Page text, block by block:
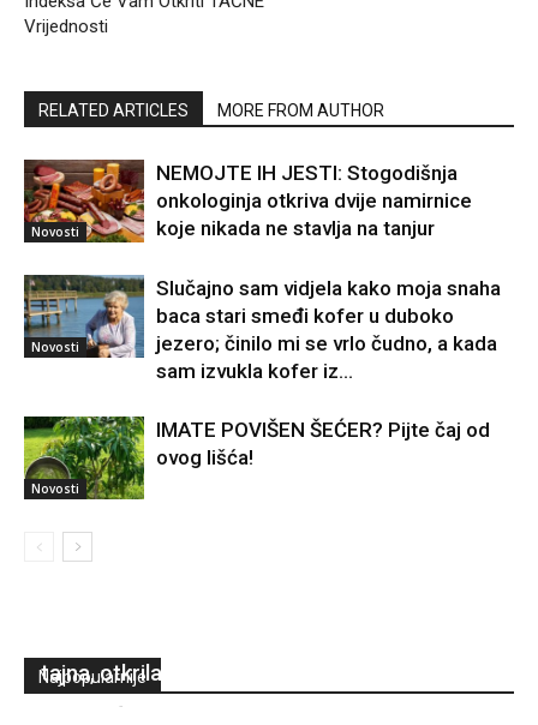
Vrijednosti
RELATED ARTICLES MORE FROM AUTHOR
Novosti
NEMOJTE IH JESTI: Stogodišnja
onkologinja otkriva dvije namirnice
koje nikada ne stavlja na tanjur
Novosti
Slučajno sam vidjela kako moja snaha
baca stari smeđi kofer u duboko
jezero; činilo mi se vrlo čudno, a kada
sam izvukla kofer iz...
Novosti
IMATE POVIŠEN ŠEĆER? Pijte čaj od
ovog lišća!
Najpopularnije
tajna, otkrila kako to postiže
-